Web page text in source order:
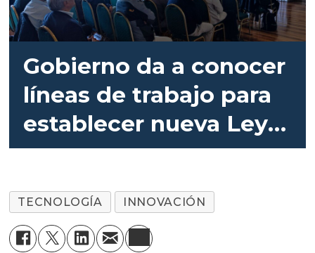
Gobierno da a conocer
líneas de trabajo para
establecer nueva Ley
de Acuicultura
TECNOLOGÍA INNOVACIÓN